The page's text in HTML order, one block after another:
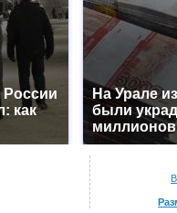
России
как
На Урале
были